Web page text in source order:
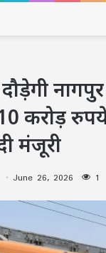
नागपुर
करोड़
मंजूरी
June 26, 2026 1